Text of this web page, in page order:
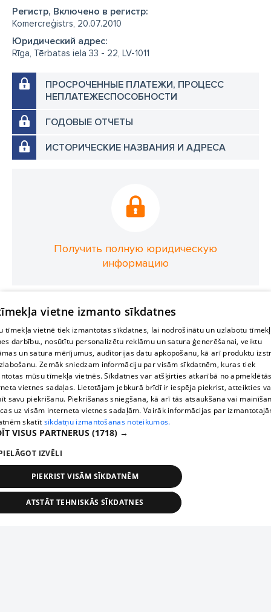
Регистр, Включено в регистр:
Komercreģistrs, 20.07.2010
Юридический адрес:
Rīga, Tērbatas iela 33 - 22, LV-1011
ПРОСРОЧЕННЫЕ ПЛАТЕЖИ, ПРОЦЕСС
НЕПЛАТЕЖЕСПОСОБНОСТИ
ГОДОВЫЕ ОТЧЕТЫ
ИСТОРИЧЕСКИЕ НАЗВАНИЯ И АДРЕСА
Получить полную юридическую
информацию
vietne izmanto sīkdatnes
tīmekļa vietnē tiek izmantotas sīkdatnes, lai nodrošinātu un uzlabotu
darbību., nosūtītu personalizētu reklāmu un satura ģenerēšanai, veiktu
un satura mērījumus, auditorijas datu apkopošanu, kā arī produktu
Zemāk sniedzam informāciju par visām sīkdatnēm, kuras tiek
mūsu tīmekļa vietnēs. Sīkdatnes var atšķirties atkarībā no
vietnes sadaļas. Lietotājam jebkurā brīdī ir iespēja piekrist, atteikties
savu piekrišanu. Piekrišanas sniegšana, kā arī tās atsaukšana vai
uz visām interneta vietnes sadaļām. Vairāk informācijas par
skatīt sīkdatņu izmantošanas noteikumos.
VISUS PARTNERUS (1718) →
IZVĒLI
PIEKRIST VISĀM SĪKDATNĒM
ATSTĀT TEHNISKĀS SĪKDATNES